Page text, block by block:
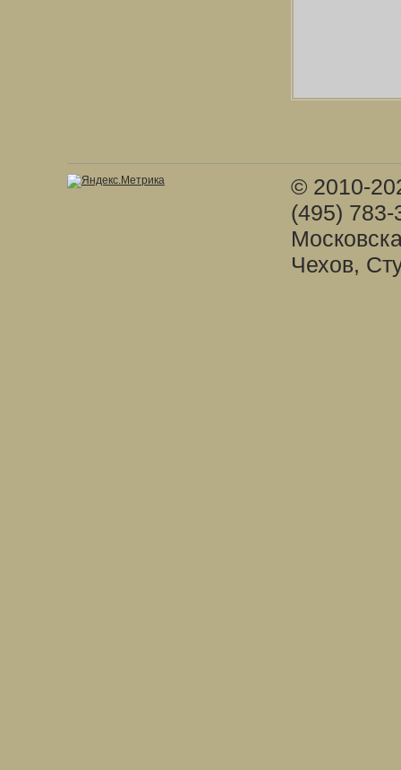
© 2010-
(495)
Чехов,